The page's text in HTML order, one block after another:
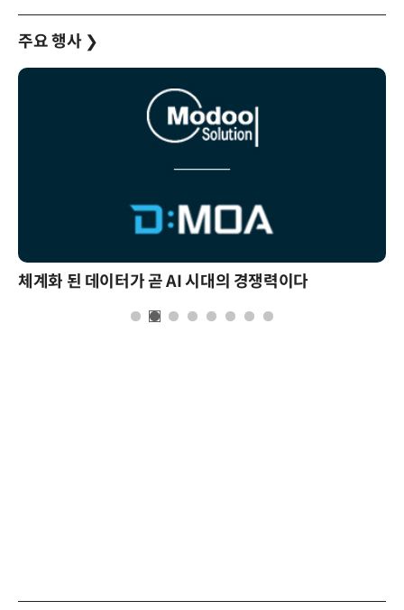
주요 행사 ❯
체계화 된 데이터가 곧 AI 시대의 경쟁력이다